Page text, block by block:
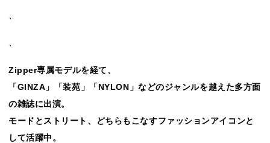
Zipper専属モデルを経て、
「GINZA」「装苑」「NYLON」などのジャンルを越えた多方面
の雑誌に出演。
モードとストリート、どちらもこなすファッションアイコンと
して活躍中。